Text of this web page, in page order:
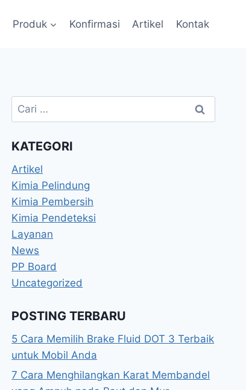
Produk Konfirmasi Artikel Kontak
KATEGORI
Artikel
Kimia Pelindung
Kimia Pembersih
Kimia Pendeteksi
Layanan
News
PP Board
Uncategorized
POSTING TERBARU
5 Cara Memilih Brake Fluid DOT 3 Terbaik
untuk Mobil Anda
7 Cara Menghilangkan Karat Membandel